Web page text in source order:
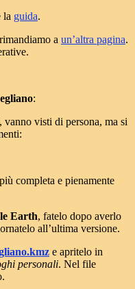
la guida.
a un’altra pagina.
:
visti di persona, ma si
completa e pienamente
Earth, fatelo dopo averlo
all’ultima versione.
e apritelo in
personali. Nel file